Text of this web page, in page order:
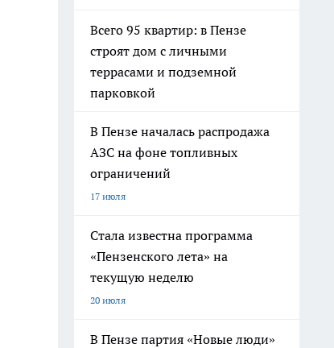
Всего 95 квартир: в Пензе
строят дом с личными
террасами и подземной
парковкой
В Пензе началась распродажа
АЗС на фоне топливных
ограничений
17 июля
Стала известна программа
«Пензенского лета» на
текущую неделю
20 июля
В Пензе партия «Новые люди»